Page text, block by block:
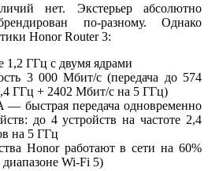
нет. Экстерьер абсолютно
по-разному. Однако
Honor Router 3:
1,2 ГГц с двумя ядрами
3 000 Мбит/с (передача до 574
ГГц + 2402 Мбит/с на 5 ГГц)
— быстрая передача одновременно
до 4 устройств на частоте 2,4
на 5 ГГц
Honor работают в сети на 60%
Wi-Fi 5)